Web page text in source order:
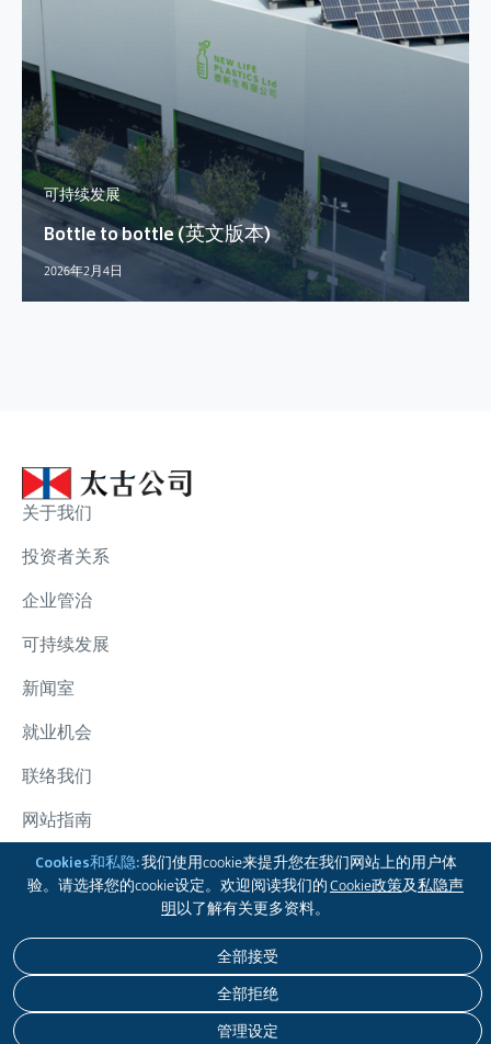
Cookies和私隐:我们使用cookie来提升您在我们网站上的用户体
验。请选择您的cookie设定。欢迎阅读我们的Cookie政策及私隐声
明 以了解有关更多资料。
管理设定
全部拒绝
全部接受
可持续发展
Bottle to bottle (英文版本)
2026年2月4日
关于我们
投资者关系
企业管治
可持续发展
新闻室
就业机会
联络我们
网站指南
太古集团
版权 © 2026 太古股份有限公司。本公司保留一切版权。
免责声明私隐政策COOKIE政策无障碍浏览